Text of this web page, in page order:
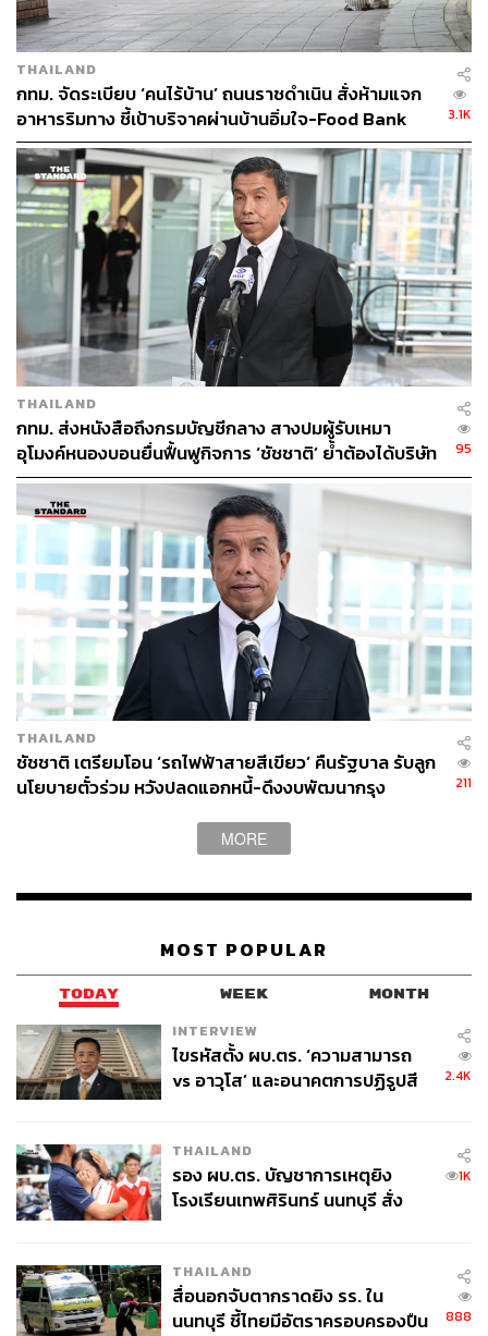
41
ABOUT THE AUTHOR
THE STANDARD TEAM
กองบรรณาธิการ THE STANDARD
ABOUT THE PHOTOGRAPHER
ศวิตา พูลเสถียร
ช่างภาพข่าว ประจำสำนักข่าว THE
STANDARD
THAILAND
กทม. จัดระเบียบ ‘คนไร้บ้าน’ ถนนราชดำเนิน สั่งห้ามแจก
อาหารริมทาง ชี้เป้าบริจาคผ่านบ้านอิ่มใจ-Food Bank
3.1K
THAILAND
กทม. ส่งหนังสือถึงกรมบัญชีกลาง สางปมผู้รับเหมา
อุโมงค์หนองบอนยื่นฟื้นฟูกิจการ ‘ชัชชาติ’ ย้ำต้องได้บริษัท
มั่นคง เร่งแก้บิ๊กโปรเจกต์ดีเลย์
95
THAILAND
ชัชชาติ เตรียมโอน ‘รถไฟฟ้าสายสีเขียว’ คืนรัฐบาล รับลูก
นโยบายตั๋วร่วม หวังปลดแอกหนี้-ดึงงบพัฒนากรุง
211
MORE
MOST POPULAR
TODAY WEEK MONTH
INTERVIEW
ไขรหัสตั้ง ผบ.ตร. ‘ความสามารถ
vs อาวุโส’ และอนาคตการปฏิรูปสี
2.4K
THAILAND
รอง ผบ.ตร. บัญชาการเหตุยิง
โรงเรียนเทพศิรินทร์ นนทบุรี สั่ง
1K
THAILAND
สื่อนอกจับตากราดยิง รร. ใน
นนทบุรี ชี้ไทยมีอัตราครอบครองปืน
888